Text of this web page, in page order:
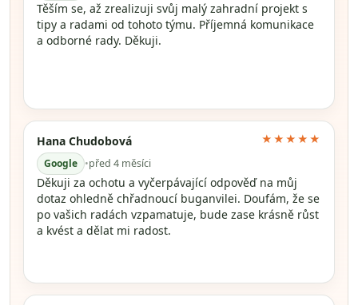
Těším se, až zrealizuji svůj malý zahradní projekt s
tipy a radami od tohoto týmu. Příjemná komunikace
a odborné rady. Děkuji.
Hana Chudobová
Google •před 4 měsíci
★★★★★
Děkuji za ochotu a vyčerpávající odpověď na můj
dotaz ohledně chřadnoucí buganvilei. Doufám, že se
po vašich radách vzpamatuje, bude zase krásně růst
a kvést a dělat mi radost.